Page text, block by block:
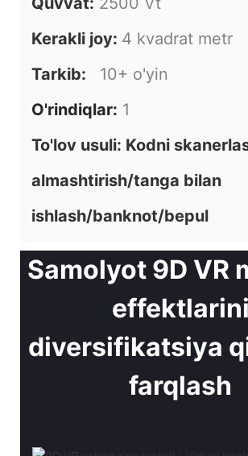
Kerakli joy: 4 kvadrat metr
Tarkib:
10+ o'yin
O'rindiqlar: 1
To'lov usuli: Kodni
almashtirish/tanga bilan
ishlash/banknot/bepul
Samolyot 9D VR
effektlarini
diversifikatsiya
farqlash